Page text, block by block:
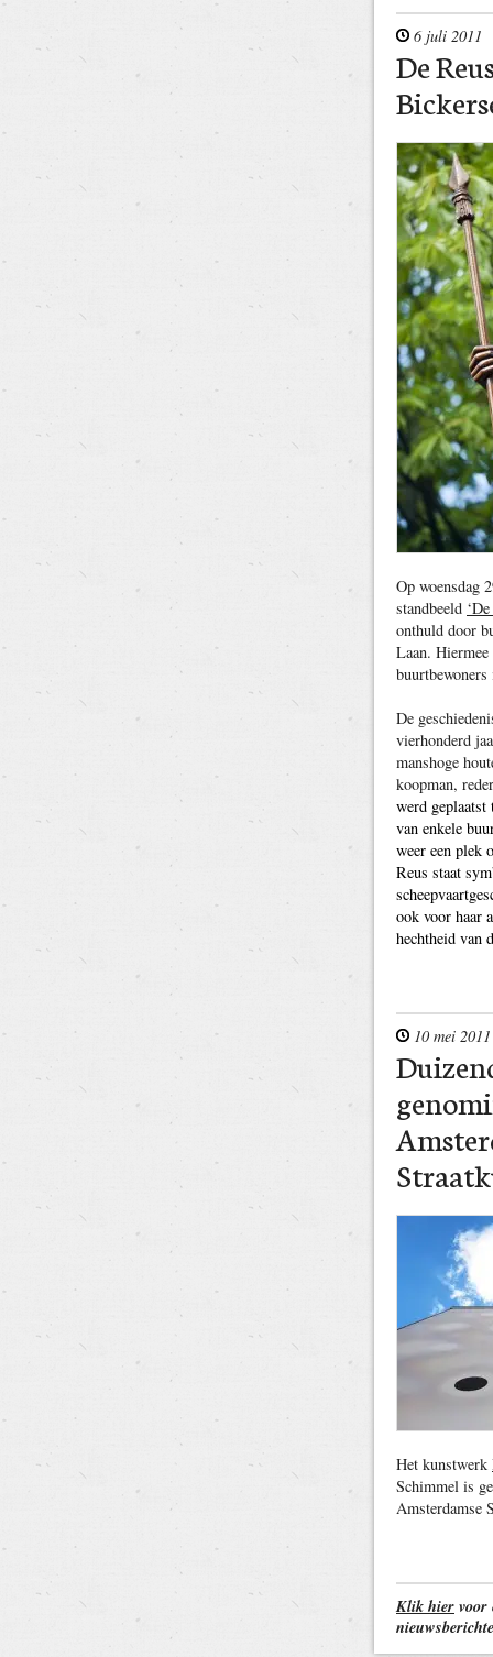
6 juli 2011
De
Op woensdag
standbeeld
onthuld door
Laan. Hiermee
De
vierhonderd
manshoge
koopman,
werd geplaatst
van enkele
weer een plek
Reus staat
ook voor haar
hechtheid van
10 mei 2011
Het kunstwerk
Schimmel is
Amsterdamse
Klik hiervoor